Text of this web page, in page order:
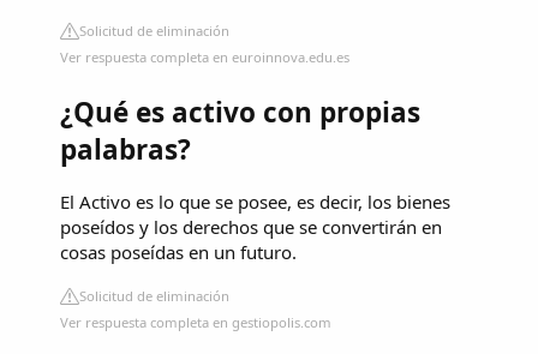
Solicitud de eliminación
Ver respuesta completa en euroinnova.edu.es
¿Qué es activo con propias
palabras?
El Activo es lo que se posee, es decir, los bienes
poseídos y los derechos que se convertirán en
cosas poseídas en un futuro.
Solicitud de eliminación
Ver respuesta completa en gestiopolis.com